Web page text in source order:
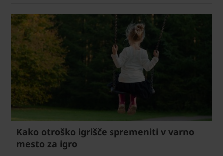
Kako otroško igrišče spremeniti v varno
mesto za igro